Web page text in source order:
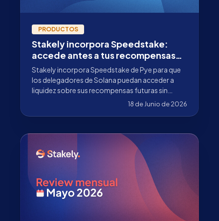
PRODUCTOS
Stakely incorpora Speedstake:
accede antes a tus recompensas
futuras de staking en Solana
Stakely incorpora Speedstake de Pye para que
los delegadores de Solana puedan acceder a
liquidez sobre sus recompensas futuras sin
deshacer su posición de staking.18 de Junio de 2026